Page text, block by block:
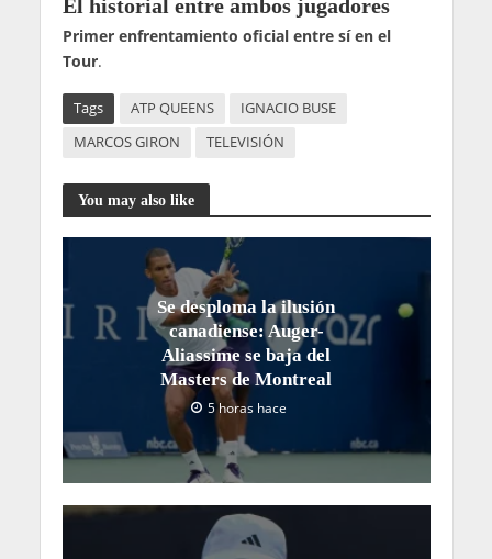
El historial entre ambos jugadores
Primer enfrentamiento oficial entre sí en el
Tour.
Tags ATP QUEENS
IGNACIO BUSE
MARCOS GIRON
TELEVISIÓN
You may also like
Se desploma la ilusión
canadiense: Auger-
Aliassime se baja del
Masters de Montreal
5 horas hace